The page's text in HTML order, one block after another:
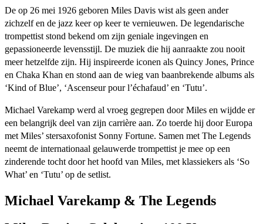
De op 26 mei 1926 geboren Miles Davis wist als geen ander
zichzelf en de jazz keer op keer te vernieuwen. De legendarische
trompettist stond bekend om zijn geniale ingevingen en
gepassioneerde levensstijl. De muziek die hij aanraakte zou nooit
meer hetzelfde zijn. Hij inspireerde iconen als Quincy Jones, Prince
en Chaka Khan en stond aan de wieg van baanbrekende albums als
‘Kind of Blue’, ‘Ascenseur pour l’échafaud’ en ‘Tutu’.
Michael Varekamp werd al vroeg gegrepen door Miles en wijdde er
een belangrijk deel van zijn carrière aan. Zo toerde hij door Europa
met Miles’ stersaxofonist Sonny Fortune. Samen met The Legends
neemt de internationaal gelauwerde trompettist je mee op een
zinderende tocht door het hoofd van Miles, met klassiekers als ‘So
What’ en ‘Tutu’ op de setlist.
Michael Varekamp & The Legends